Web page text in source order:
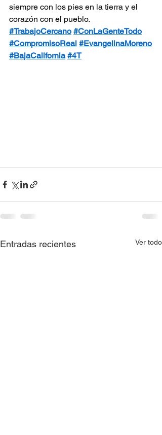
siempre con los pies en la tierra y el
corazón con el pueblo.
#TrabajoCercano #ConLaGenteTodo
#CompromisoReal #EvangelinaMoreno
#BajaCalifornia #4T
Entradas recientes Ver todo